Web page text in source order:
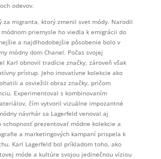
odevov.
za migranta, ktorý zmenil svet módy. Narodil
priemysle ho viedla k emigrácii do
a najdlhodobejšie pôsobenie bolo v
módny dom Chanel. Počas svojej
Karl obnovil tradície značky, zároveň však
prístup. Jeho inovatívne kolekcie ako
a osviežili obraz značky, pričom
Experimentoval s kombinovaním
čím vytvoril vizuálne impozantné
návrhár sa Lagerfeld venoval aj
prezentovať módne kolekcie a
a marketingových kampaní prispela k
Karl Lagerfeld bol príkladom toho, ako
móde a kultúre svojou jedinečnou víziou